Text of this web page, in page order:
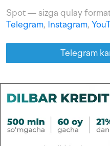
Spot — sizga qulay
Telegram, Instagram,
Telegram